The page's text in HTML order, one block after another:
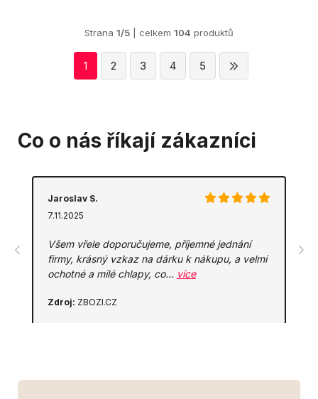
Strana 1/5 | celkem 104 produktů
1 2 3 4 5
Co o nás říkají zákazníci
Jaroslav S.
7.11.2025
Všem vřele doporučujeme, příjemné jednání
firmy, krásný vzkaz na dárku k nákupu, a velmi
ochotné a milé chlapy, co… více
Zdroj: ZBOZI.CZ